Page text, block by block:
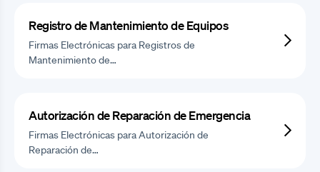
Registro de Mantenimiento de Equipos
Firmas Electrónicas para Registros de
Mantenimiento de…
Autorización de Reparación de Emergencia
Firmas Electrónicas para Autorización de
Reparación de…